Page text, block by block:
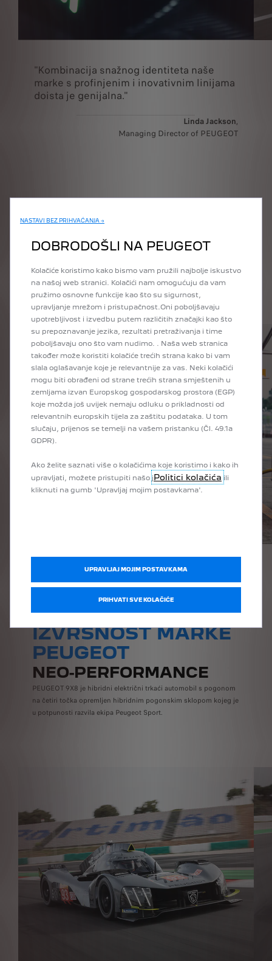
"Kombinacija snažnog identiteta naše
marke s profinjenim i inovativnim linijama
doista je genijalna."
Linda Jackson,
Managing Director of PEUGEOT
PEUGEOT I-COCKPIT®
Performanse na dohvat ruke. Dizajn unutrašnjosti PEUGEOTA
mogućeg i poboljšati performanse na stazi.
SLAVIMO
IZVRSNOST MARKE
PEUGEOT
NEO-PERFORMANCE
PEUGEOT 9X8 je hibridni električni trkaći automobil s pogonom
na četiri točka opremljen hibridnim pogonskim sklopom kojeg je
u potpunosti razvila ekipa Peugeot Sport.
NASTAVI BEZ PRIHVAĆANJA →
DOBRODOŠLI NA PEUGEOT
Kolačiće koristimo kako bismo vam pružili najbolje iskustvo
na našoj web stranici. Kolačići nam omogućuju da vam
pružimo osnovne funkcije kao što su sigurnost,
upravljanje mrežom i pristupačnost.Oni poboljšavaju
upotrebljivost i izvedbu putem različitih značajki kao što
su prepoznavanje jezika, rezultati pretraživanja i time
poboljšavaju ono što vam nudimo. . Naša web stranica
također može koristiti kolačiće trećih strana kako bi vam
slala oglašavanje koje je relevantnije za vas. Neki kolačići
mogu biti obrađeni od strane trećih strana smještenih u
zemljama izvan Europskog gospodarskog prostora (EGP)
koje možda još uvijek nemaju odluku o prikladnosti od
relevantnih europskih tijela za zaštitu podataka. U tom
slučaju, prijenos se temelji na vašem pristanku (Čl. 49.1a
GDPR).
Ako želite saznati više o kolačićima koje koristimo i kako ih
upravljati, možete pristupiti našo jPolitici kolačića ili
kliknuti na gumb 'Upravljaj mojim postavkama'.
UPRAVLJAJ MOJIM POSTAVKAMA
PRIHVATI SVE KOLAČIĆE